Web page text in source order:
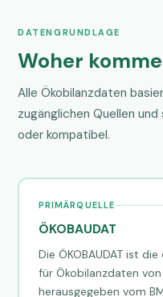
DATENGRUNDLAGE
Woher
Alle Ökobilanzdaten
zugänglichen Quellen
oder kompatibel.
PRIMÄRQUELLE
ÖKOBAUDAT
Die ÖKOBAUDAT ist
für Ökobilanzdaten
herausgegeben vom